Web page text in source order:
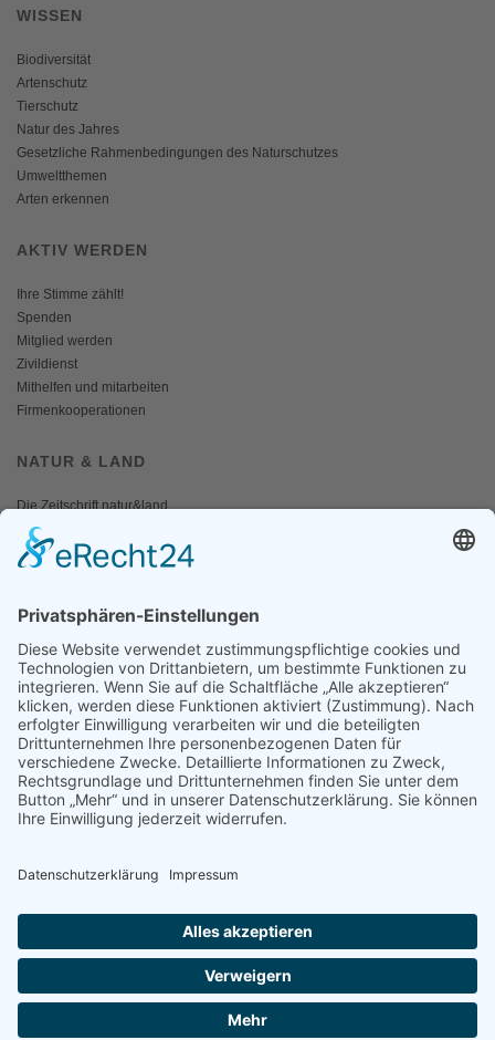
WISSEN
Biodiversität
Artenschutz
Tierschutz
Natur des Jahres
Gesetzliche Rahmenbedingungen des Naturschutzes
Umweltthemen
Arten erkennen
AKTIV WERDEN
Ihre Stimme zählt!
Spenden
Mitglied werden
Zivildienst
Mithelfen und mitarbeiten
Firmenkooperationen
NATUR & LAND
Die Zeitschrift natur&land
Archiv
Mediadaten
Fotos und Logos
Presseaussendungen
Presse
Presseinformationen abonnieren
ÜBER UNS
Naturschutzbund
Naturschutzjugend
Sponsoren & Partner
Impressum